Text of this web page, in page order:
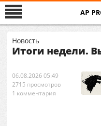
AP
Новость
Итоги недели.
06.08.2026 05:49
2715 просмотров
1 комментария